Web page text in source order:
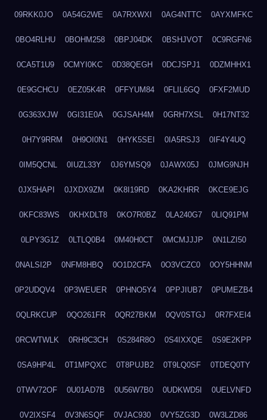
09RKK0JO 0A54G2WE 0A7RXWXI 0AG4NTTC 0AYXMFKC
0BO4RLHU 0BOHM258 0BPJ04DK 0BSHJVOT 0C9RGFN6
0CA5T1U9 0CMYI0KC 0D38QEGH 0DCJSPJ1 0DZMHHX1
0E9GCHCU 0EZ05K4R 0FFYUM84 0FLIL6GQ 0FXF2MUD
0G363XJW 0GI31E0A 0GJSAH4M 0GRH7XSL 0H17NT32
0H7Y9RRM 0H9OI0N1 0HYK5SEI 0IA5RSJ3 0IF4Y4UQ
0IM5QCNL 0IUZL33Y 0J6YMSQ9 0JAWX05J 0JMG9NJH
0JX5HAPI 0JXDX9ZM 0K8I19RD 0KA2KHRR 0KCE9EJG
0KFC83WS 0KHXDLT8 0KO7R0BZ 0LA240G7 0LIQ91PM
0LPY3G1Z 0LTLQ0B4 0M40H0CT 0MCMJJJP 0N1LZI50
0NALSI2P 0NFM8HBQ 0O1D2CFA 0O3VCZC0 0OY5HHNM
0P2UDQV4 0P3WEUER 0PHNO5Y4 0PPJIUB7 0PUMEZB4
0QLRKCUP 0QO261FR 0QR27BKM 0QV0STGJ 0R7FXEI4
0RCWTWLK 0RH9C3CH 0S284R8O 0S4IXXQE 0S9E2KPP
0SA9HP4L 0T1MPQXC 0T8PUJB2 0T9LQ0SF 0TDEQ0TY
0TWV72OF 0U01AD7B 0U56W7B0 0UDKWD5I 0UELVNFD
0V2IXSF4 0V3N6SQF 0VJAC930 0VY5ZG3D 0W3LZD86